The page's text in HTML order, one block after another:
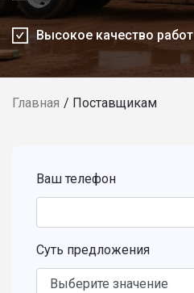
Высокое качество работ
Главная Поставщикам
Ваш телефон
Суть предложения